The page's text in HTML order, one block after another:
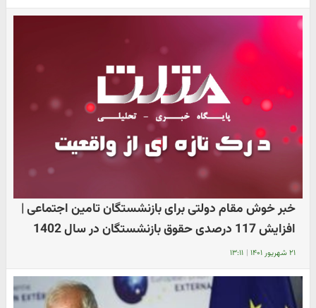
خبر خوش مقام دولتی برای بازنشستگان تامین اجتماعی |
افزایش 117 درصدی حقوق بازنشستگان در سال 1402
۲۱ شهریور ۱۴۰۱ | ۱۳:۱۱